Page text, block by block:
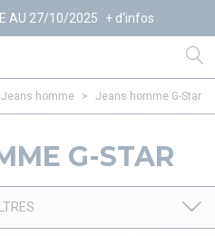
+ d'infos
Jeans homme > Jeans homme G-Star
G-STAR